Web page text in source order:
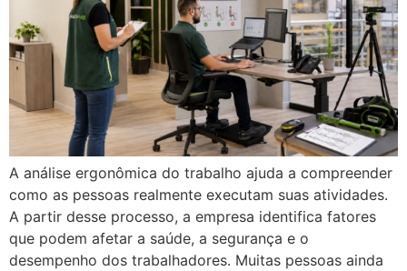
A análise ergonômica do trabalho ajuda a compreender
como as pessoas realmente executam suas atividades.
A partir desse processo, a empresa identifica fatores
que podem afetar a saúde, a segurança e o
desempenho dos trabalhadores. Muitas pessoas ainda